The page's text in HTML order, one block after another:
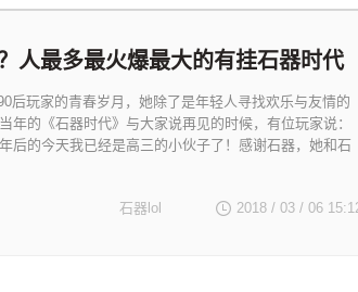
人最多最火爆最大的有挂石器时代
后玩家的青春岁月，她除了是年轻人寻找欢乐与友情的
年的《石器时代》与大家说再见的时候，有位玩家说：
后的今天我已经是高三的小伙子了！感谢石器，她和石
2018 / 03 / 06
石器lol